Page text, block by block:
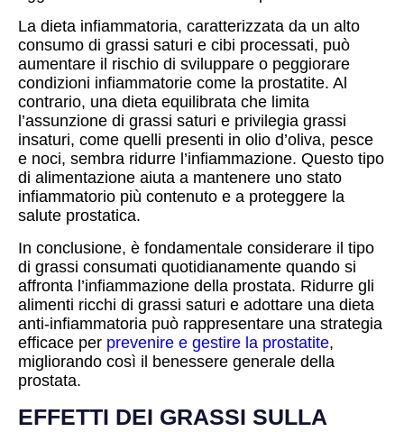
La dieta infiammatoria, caratterizzata da un alto
consumo di grassi saturi e cibi processati, può
aumentare il rischio di sviluppare o peggiorare
condizioni infiammatorie come la prostatite. Al
contrario, una dieta equilibrata che limita
l’assunzione di grassi saturi e privilegia grassi
insaturi, come quelli presenti in olio d’oliva, pesce
e noci, sembra ridurre l’infiammazione. Questo tipo
di alimentazione aiuta a mantenere uno stato
infiammatorio più contenuto e a proteggere la
salute prostatica.
In conclusione, è fondamentale considerare il tipo
di grassi consumati quotidianamente quando si
affronta l’infiammazione della prostata. Ridurre gli
alimenti ricchi di grassi saturi e adottare una dieta
anti-infiammatoria può rappresentare una strategia
efficace per prevenire e gestire la prostatite,
migliorando così il benessere generale della
prostata.
EFFETTI DEI GRASSI SULLA